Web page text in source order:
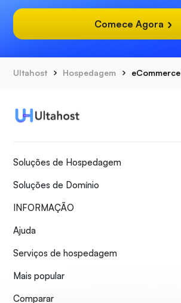
Comece Agora
Ultahost Hospedagem
Soluções de Hospedagem
Soluções de Domínio
INFORMAÇÃO
Ajuda
Serviços de hospedagem
Mais popular
Comparar